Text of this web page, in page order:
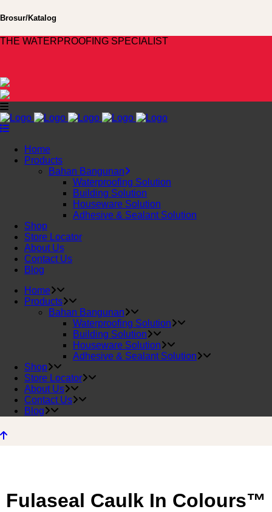
Brosur/Katalog
THE WATERPROOFING SPECIALIST
Home
Products
Bahan Bangunan
Waterproofing Solution
Building Solution
Houseware Solution
Adhesive & Sealant Solution
Shop
Store Locator
About Us
Contact Us
Blog
Home
Products
Bahan Bangunan
Waterproofing Solution
Building Solution
Houseware Solution
Adhesive & Sealant Solution
Shop
Store Locator
About Us
Contact Us
Blog
Fulaseal Caulk In Colours™